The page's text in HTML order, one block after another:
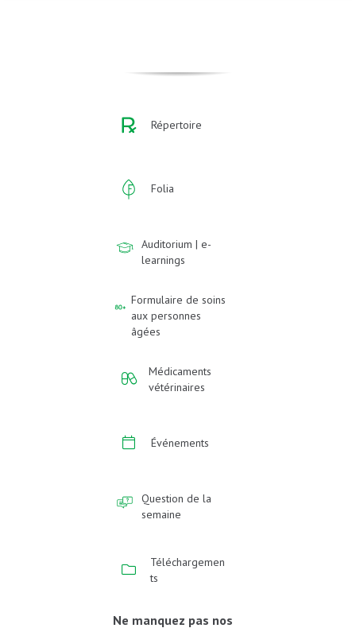
Répertoire
Folia
Auditorium | e-
learnings
Formulaire de soins
aux personnes
âgées
Médicaments
vétérinaires
Événements
Question de la
semaine
Téléchargemen
ts
Ne manquez pas nos